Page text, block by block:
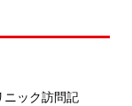
ニック訪問記